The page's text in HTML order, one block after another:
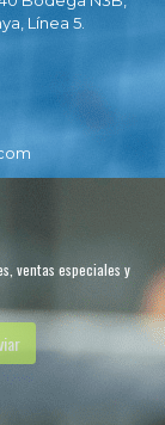
Línea 5.
ventas especiales y